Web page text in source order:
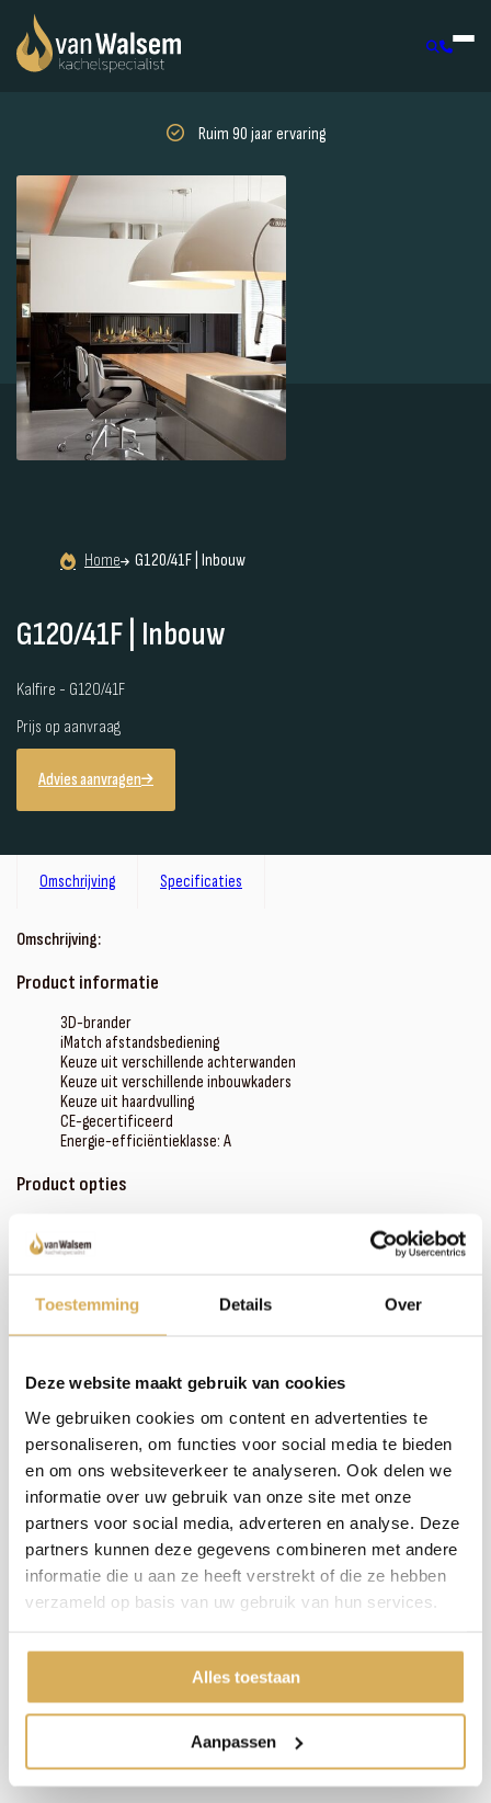
Toestemming Details Over
Deze website maakt gebruik van cookies
We gebruiken cookies om content en advertenties te
personaliseren, om functies voor social media te bieden
en om ons websiteverkeer te analyseren. Ook delen we
informatie over uw gebruik van onze site met onze
partners voor social media, adverteren en analyse. Deze
partners kunnen deze gegevens combineren met andere
informatie die u aan ze heeft verstrekt of die ze hebben
verzameld op basis van uw gebruik van hun services.
Alles toestaan
Aanpassen
Ruim 90 jaar ervaring
Home G120/41F | Inbouw
G120/41F | Inbouw
Kalfire - G120/41F
Prijs op aanvraag
Advies aanvragen
Omschrijving Specificaties
Omschrijving:
Product informatie
3D-brander
iMatch afstandsbediening
Keuze uit verschillende achterwanden
Keuze uit verschillende inbouwkaders
Keuze uit haardvulling
CE-gecertificeerd
Energie-efficiëntieklasse: A
Product opties
iMatch interface
Neem contact op
Specificaties:
Rendement
84 %
Rookgas afvoerdiameter
-
Brandstof
Gas
6.1 kW
Maximaal vermogen
8.8 kW